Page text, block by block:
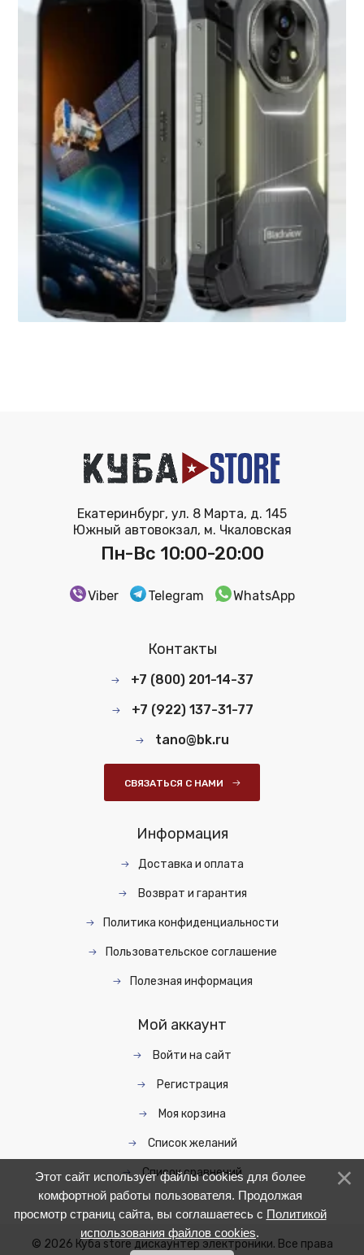
Екатеринбург, ул. 8 Марта, д. 145
Южный автовокзал, м. Чкаловская
Пн-Вс 10:00-20:00
Viber Telegram WhatsApp
Контакты
+7 (800) 201-14-37
+7 (922) 137-31-77
tano@bk.ru
СВЯЗАТЬСЯ С НАМИ
Информация
Доставка и оплата
Возврат и гарантия
Политика конфиденциальности
Пользовательское соглашение
Полезная информация
Мой аккаунт
Войти на сайт
Регистрация
Моя корзина
Список желаний
Список сравнений
© 2026 Куба store дискаунтер электроники. Все права
Этот сайт использует файлы cookies для более
комфортной работы пользователя. Продолжая
просмотр страниц сайта, вы соглашаетесь с Политикой
использования файлов cookies.